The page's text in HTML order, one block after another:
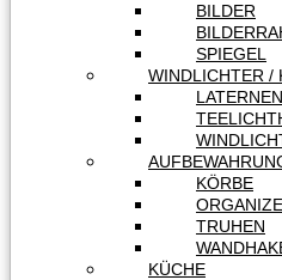
BILDER
SPIEGEL
WINDLICHTER /
LATERNEN
KÖRBE
TRUHEN
KÜCHE